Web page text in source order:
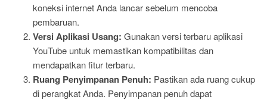
koneksi internet Anda lancar sebelum mencoba
pembaruan.
Versi Aplikasi Usang: Gunakan versi terbaru aplikasi
YouTube untuk memastikan kompatibilitas dan
mendapatkan fitur terbaru.
Ruang Penyimpanan Penuh: Pastikan ada ruang cukup
di perangkat Anda. Penyimpanan penuh dapat